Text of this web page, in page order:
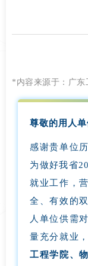
*内容来源于：广
尊敬的用人单
感谢贵单位
为做好我省
就业工作，
全、有效的
人单位供需
量充分就业
工程学院、